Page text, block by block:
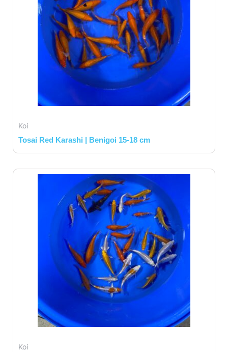
Koi
Tosai Red Karashi | Benigoi 15-18 cm
Koi